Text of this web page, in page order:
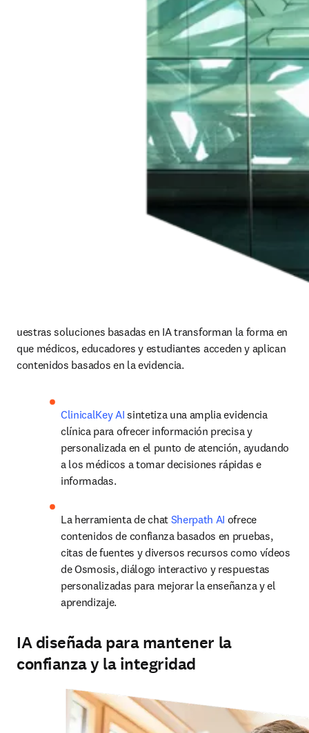
uestras soluciones basadas en IA transforman la forma en
que médicos, educadores y estudiantes acceden y aplican
contenidos basados en la evidencia.
ClinicalKey AI sintetiza una amplia evidencia
clínica para ofrecer información precisa y
personalizada en el punto de atención, ayudando
a los médicos a tomar decisiones rápidas e
informadas.
La herramienta de chat Sherpath AI ofrece
contenidos de confianza basados en pruebas,
citas de fuentes y diversos recursos como vídeos
de Osmosis, diálogo interactivo y respuestas
personalizadas para mejorar la enseñanza y el
aprendizaje.
IA diseñada para mantener la
confianza y la integridad